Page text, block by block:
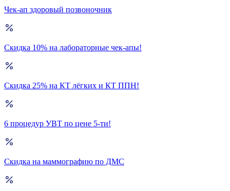
Чек-ап здоровый позвоночник
Скидка 10% на лабораторные чек-апы!
Скидка 25% на КТ лёгких и КТ ППН!
6 процедур УВТ по цене 5-ти!
Скидка на маммографию по ДМС